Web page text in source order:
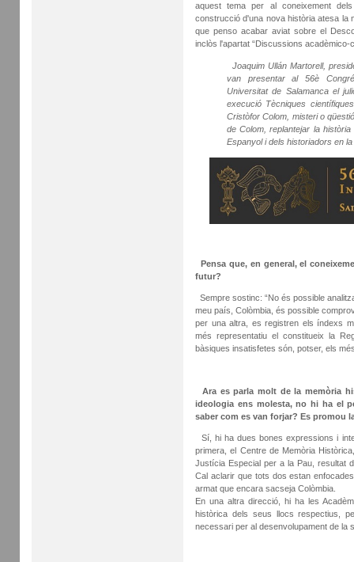
aquest tema per al coneixement
construcció d'una nova història atesa la
que penso acabar aviat sobre el
inclòs l'apartat “Discussions
Joaquim Ullán Martorell,
van presentar al 56è
Universitat de Salamanca el
execució Tècniques
Cristòfor Colom, misteri o
de Colom, replantejar la
Espanyol i dels historiadors en
Pensa que, en general, el
futur?
Sempre sostinc: “No és possible
meu país, Colòmbia, és possible
per una altra, es registren els índexs
més representatiu el constitueix la
bàsiques insatisfetes són, potser, els
Ara es parla molt de la memòria
ideologia ens molesta, no hi ha el
saber com es van forjar? Es promou
Sí, hi ha dues bones expressions i
primera, el Centre de Memòria
Justícia Especial per a la Pau, resultat
Cal aclarir que tots dos estan
armat que encara sacseja Colòmbia.
En una altra direcció, hi ha les
històrica dels seus llocs respectius,
necessari per al desenvolupament de la